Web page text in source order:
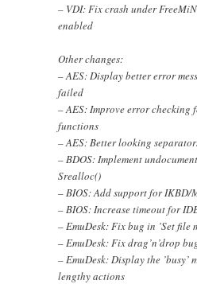
– VDI: Fix crash under
enabled
Other changes:
– AES: Display better error
failed
– AES: Improve error checking
functions
– AES: Better looking
– BDOS: Implement
Srealloc()
– BIOS: Add support for IKBD/
– BIOS: Increase timeout for
– EmuDesk: Fix bug in ’Set file
– EmuDesk: Fix drag’n’drop
– EmuDesk: Display the ’busy’
lengthy actions